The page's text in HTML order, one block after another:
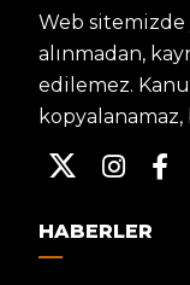
Web
alınmadan,
edilemez.
kopyalanamaz,
HABERLER